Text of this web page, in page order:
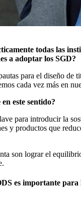
todas las
a adoptar los SGD?
para el diseño
cada vez más en
este sentido?
para introducir la
y productos que
son lograr el
es importante